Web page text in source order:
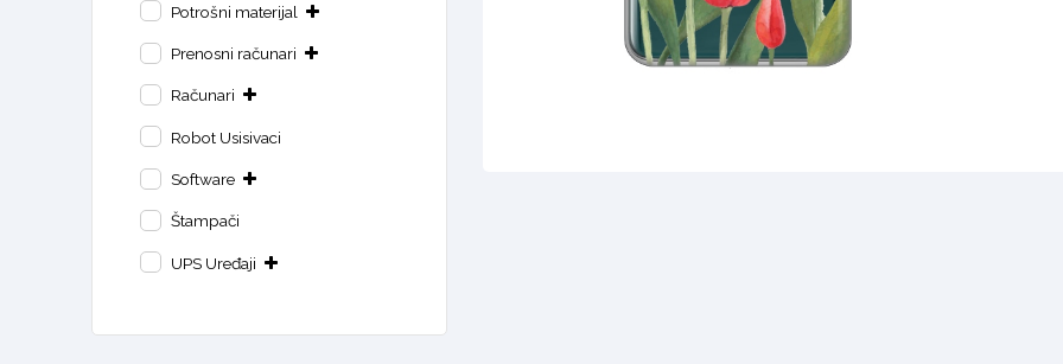
Potrošni materijal
Prenosni računari
Računari
Robot Usisivaci
Software
Štampači
UPS Uređaji